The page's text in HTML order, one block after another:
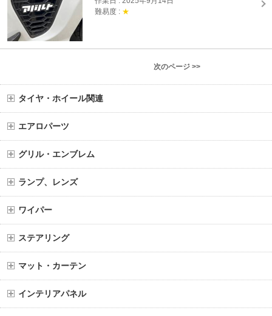
難易度 : ★
次のページ >>
タイヤ・ホイール関連
エアロパーツ
グリル・エンブレム
ランプ、レンズ
ワイパー
ステアリング
マット・カーテン
インテリアパネル